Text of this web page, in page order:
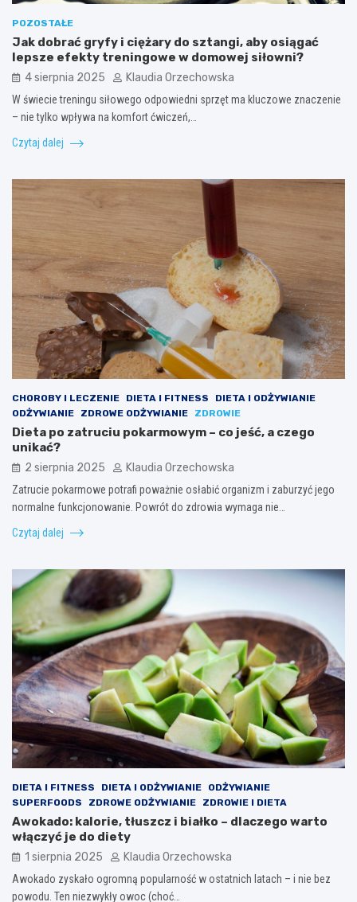
POZOSTAŁE
Jak dobrać gryfy i ciężary do sztangi, aby osiągać
lepsze efekty treningowe w domowej siłowni?
4 sierpnia 2025 Klaudia Orzechowska
W świecie treningu siłowego odpowiedni sprzęt ma kluczowe znaczenie
– nie tylko wpływa na komfort ćwiczeń,…
Czytaj dalej
CHOROBY I LECZENIE DIETA I FITNESS
DIETA I ODŻYWIANIE
ODŻYWIANIE
ZDROWE ODŻYWIANIE ZDROWIE
Dieta po zatruciu pokarmowym – co jeść, a czego
unikać?
2 sierpnia 2025 Klaudia Orzechowska
Zatrucie pokarmowe potrafi poważnie osłabić organizm i zaburzyć jego
normalne funkcjonowanie. Powrót do zdrowia wymaga nie…
Czytaj dalej
DIETA I FITNESS DIETA I ODŻYWIANIE
ODŻYWIANIE
SUPERFOODS
ZDROWE ODŻYWIANIE ZDROWIE I DIETA
Awokado: kalorie, tłuszcz i białko – dlaczego warto
włączyć je do diety
1 sierpnia 2025 Klaudia Orzechowska
Awokado zyskało ogromną popularność w ostatnich latach – i nie bez
powodu. Ten niezwykły owoc (choć…